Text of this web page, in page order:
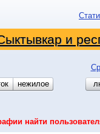
и
нежилое
найти